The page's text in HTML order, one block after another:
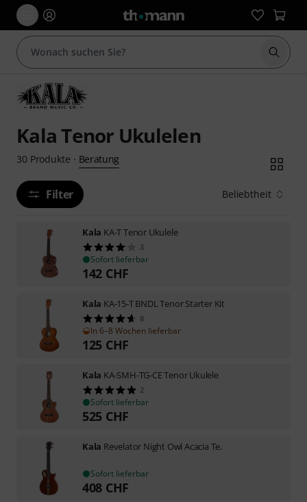
Suche
Kala Tenor Ukulelen
30 Produkte · Beratung
Filter Beliebtheit
Kala KA-T Tenor Ukulele
3
Sofort lieferbar
142 CHF
Kala KA-15-T BNDL Tenor Starter Kit
8
In 6–8 Wochen lieferbar
125 CHF
Kala KA-SMH-TG-CE Tenor Ukulele
2
Sofort lieferbar
525 CHF
Kala Revelator Night Owl Acacia Te.
Sofort lieferbar
408 CHF